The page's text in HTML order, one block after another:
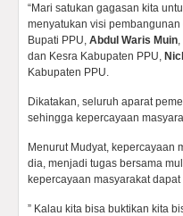
“Mari satukan gagasan kita
menyatukan visi
Bupati PPU, Abdul Waris Muin
dan Kesra Kabupaten PPU,
Kabupaten PPU.
Dikatakan, seluruh aparat
sehingga kepercayaan
Menurut Mudyat, kepercayaan
dia, menjadi tugas bersama
kepercayaan masyarakat
” Kalau kita bisa buktikan kita